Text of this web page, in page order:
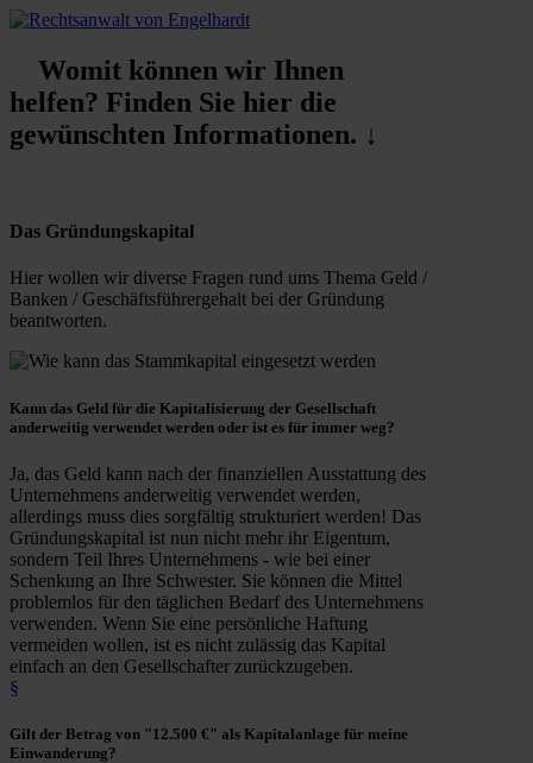
Womit können wir Ihnen
helfen? Finden Sie hier die
gewünschten Informationen. ↓
Das Gründungskapital
Hier wollen wir diverse Fragen rund ums Thema Geld /
Banken / Geschäftsführergehalt bei der Gründung
beantworten.
Kann das Geld für die Kapitalisierung der Gesellschaft
anderweitig verwendet werden oder ist es für immer weg?
Ja, das Geld kann nach der finanziellen Ausstattung des
Unternehmens anderweitig verwendet werden,
allerdings muss dies sorgfältig strukturiert werden! Das
Gründungskapital ist nun nicht mehr ihr Eigentum,
sondern Teil Ihres Unternehmens - wie bei einer
Schenkung an Ihre Schwester. Sie können die Mittel
problemlos für den täglichen Bedarf des Unternehmens
verwenden. Wenn Sie eine persönliche Haftung
vermeiden wollen, ist es nicht zulässig das Kapital
einfach an den Gesellschafter zurückzugeben.
§
Gilt der Betrag von "12.500 €" als Kapitalanlage für meine
Einwanderung?